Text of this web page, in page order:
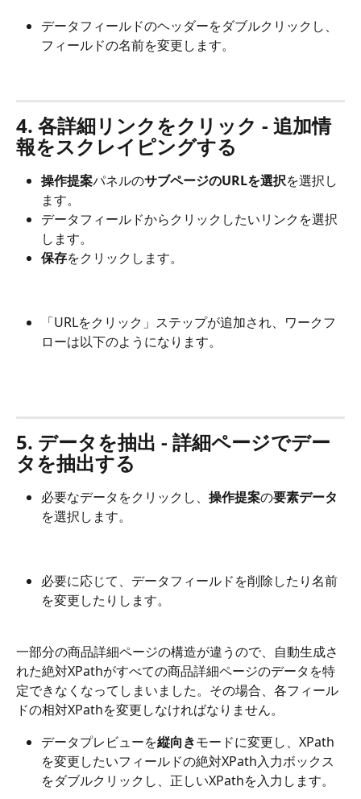
データフィールドのヘッダーをダブルクリックし、
フィールドの名前を変更します。
4. 各詳細リンクをクリック - 追加情
報をスクレイピングする
操作提案パネルのサブページのURLを選択を選択し
ます。
データフィールドからクリックしたいリンクを選択
します。
保存をクリックします。
「URLをクリック」ステップが追加され、ワークフ
ローは以下のようになります。
5. データを抽出 - 詳細ページでデー
タを抽出する
必要なデータをクリックし、 操作提案の要素データ
を選択します。
必要に応じて、データフィールドを削除したり名前
を変更したりします。
一部分の商品詳細ページの構造が違うので、自動生成さ
れた絶対XPathがすべての商品詳細ページのデータを特
定できなくなってしまいました。その場合、各フィール
ドの相対XPathを変更しなければなりません。
データプレビューを縦向きモードに変更し、XPath
を変更したいフィールドの絶対XPath入力ボックス
をダブルクリックし、正しいXPathを入力します。